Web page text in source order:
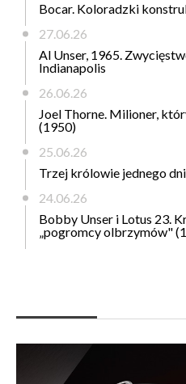
Bocar. Koloradzki
27.06.26
Al Unser, 1965.
Indianapolis
26.06.26
Joel Thorne. Milioner,
(1950)
25.06.26
Trzej królowie jednego
24.06.26
Bobby Unser i Lotus 23.
„pogromcy olbrzymów"